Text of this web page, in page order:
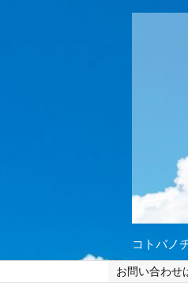
コトバノ
お問い合わせ